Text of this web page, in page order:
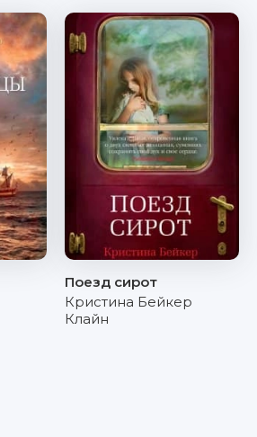
Поезд сирот
Кристина Бейкер
Клайн